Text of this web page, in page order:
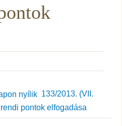
133/2013. (VII.
pontok elfogadása